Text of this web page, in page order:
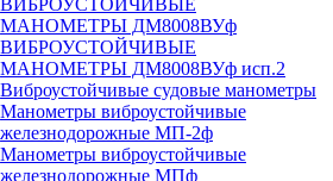
ВИБРОУСТОЙЧИВЫЕ
МАНОМЕТРЫ ДМ8008ВУф
ВИБРОУСТОЙЧИВЫЕ
МАНОМЕТРЫ ДМ8008ВУф исп.2
Виброустойчивые судовые манометры
Манометры виброустойчивые
железнодорожные МП-2ф
Манометры виброустойчивые
железнодорожные МПф